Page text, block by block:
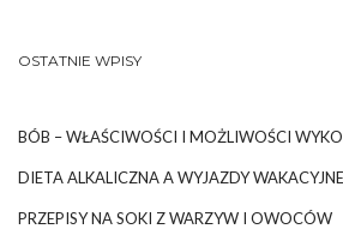
OSTATNIE WPISY
BÓB – WŁAŚCIWOŚCI I MOŻLIWOŚCI
DIETA ALKALICZNA A WYJAZDY WAKACYJNE
PRZEPISY NA SOKI Z WARZYW I OWOCÓW